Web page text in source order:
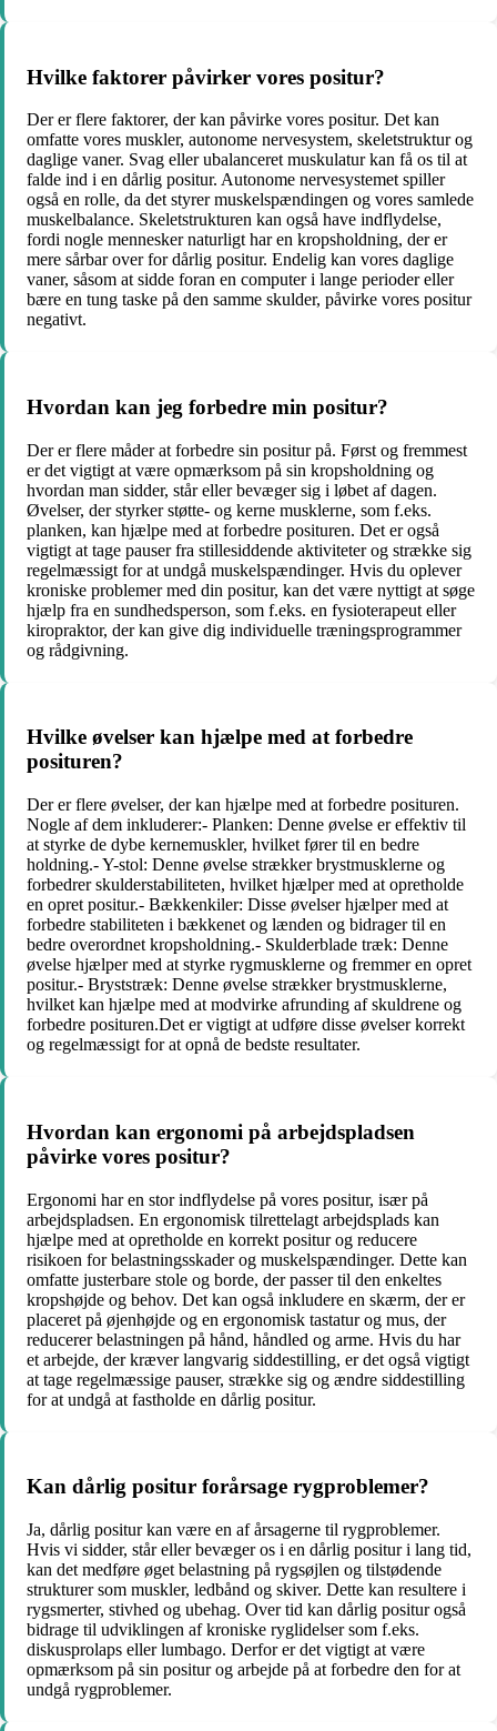
Hvilke faktorer påvirker vores positur?
Der er flere faktorer, der kan påvirke vores positur. Det kan
omfatte vores muskler, autonome nervesystem, skeletstruktur og
daglige vaner. Svag eller ubalanceret muskulatur kan få os til at
falde ind i en dårlig positur. Autonome nervesystemet spiller
også en rolle, da det styrer muskelspændingen og vores samlede
muskelbalance. Skeletstrukturen kan også have indflydelse,
fordi nogle mennesker naturligt har en kropsholdning, der er
mere sårbar over for dårlig positur. Endelig kan vores daglige
vaner, såsom at sidde foran en computer i lange perioder eller
bære en tung taske på den samme skulder, påvirke vores positur
negativt.
Hvordan kan jeg forbedre min positur?
Der er flere måder at forbedre sin positur på. Først og fremmest
er det vigtigt at være opmærksom på sin kropsholdning og
hvordan man sidder, står eller bevæger sig i løbet af dagen.
Øvelser, der styrker støtte- og kerne musklerne, som f.eks.
planken, kan hjælpe med at forbedre posituren. Det er også
vigtigt at tage pauser fra stillesiddende aktiviteter og strække sig
regelmæssigt for at undgå muskelspændinger. Hvis du oplever
kroniske problemer med din positur, kan det være nyttigt at søge
hjælp fra en sundhedsperson, som f.eks. en fysioterapeut eller
kiropraktor, der kan give dig individuelle træningsprogrammer
og rådgivning.
Hvilke øvelser kan hjælpe med at forbedre
posituren?
Der er flere øvelser, der kan hjælpe med at forbedre posituren.
Nogle af dem inkluderer:- Planken: Denne øvelse er effektiv til
at styrke de dybe kernemuskler, hvilket fører til en bedre
holdning.- Y-stol: Denne øvelse strækker brystmusklerne og
forbedrer skulderstabiliteten, hvilket hjælper med at opretholde
en opret positur.- Bækkenkiler: Disse øvelser hjælper med at
forbedre stabiliteten i bækkenet og lænden og bidrager til en
bedre overordnet kropsholdning.- Skulderblade træk: Denne
øvelse hjælper med at styrke rygmusklerne og fremmer en opret
positur.- Bryststræk: Denne øvelse strækker brystmusklerne,
hvilket kan hjælpe med at modvirke afrunding af skuldrene og
forbedre posituren.Det er vigtigt at udføre disse øvelser korrekt
og regelmæssigt for at opnå de bedste resultater.
Hvordan kan ergonomi på arbejdspladsen
påvirke vores positur?
Ergonomi har en stor indflydelse på vores positur, især på
arbejdspladsen. En ergonomisk tilrettelagt arbejdsplads kan
hjælpe med at opretholde en korrekt positur og reducere
risikoen for belastningsskader og muskelspændinger. Dette kan
omfatte justerbare stole og borde, der passer til den enkeltes
kropshøjde og behov. Det kan også inkludere en skærm, der er
placeret på øjenhøjde og en ergonomisk tastatur og mus, der
reducerer belastningen på hånd, håndled og arme. Hvis du har
et arbejde, der kræver langvarig siddestilling, er det også vigtigt
at tage regelmæssige pauser, strække sig og ændre siddestilling
for at undgå at fastholde en dårlig positur.
Kan dårlig positur forårsage rygproblemer?
Ja, dårlig positur kan være en af årsagerne til rygproblemer.
Hvis vi sidder, står eller bevæger os i en dårlig positur i lang tid,
kan det medføre øget belastning på rygsøjlen og tilstødende
strukturer som muskler, ledbånd og skiver. Dette kan resultere i
rygsmerter, stivhed og ubehag. Over tid kan dårlig positur også
bidrage til udviklingen af kroniske ryglidelser som f.eks.
diskusprolaps eller lumbago. Derfor er det vigtigt at være
opmærksom på sin positur og arbejde på at forbedre den for at
undgå rygproblemer.